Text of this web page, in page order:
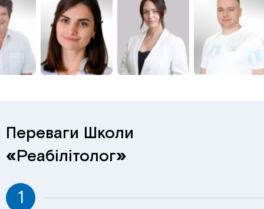
Переваги Школи
«Реабілітолог»
1